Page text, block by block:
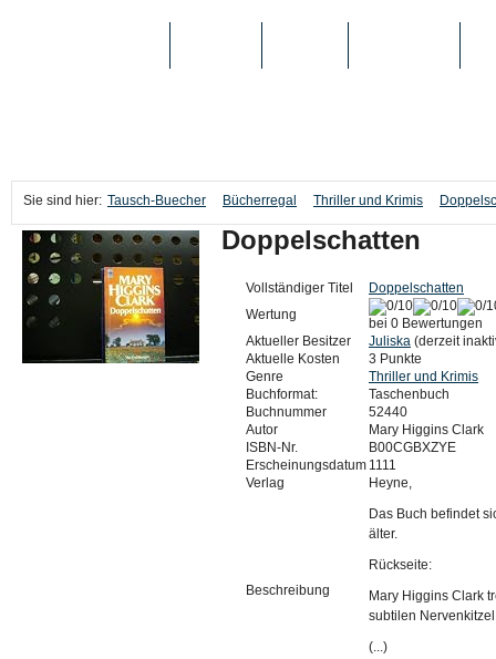
Sie sind hier: Tausch-Buecher Bücherregal Thriller und Krimis
Doppelschatten
Vollständiger Titel
Doppelschatten
Wertung
bei 0 Bewertungen
Aktueller Besitzer
Juliska (derzeit
Aktuelle Kosten
3 Punkte
Genre
Thriller und Krimis
Buchformat:
Taschenbuch
Buchnummer
52440
Autor
Mary Higgins Clark
ISBN-Nr.
B00CGBXZYE
Erscheinungsdatum 1111
Verlag
Heyne,
Beschreibung
Das Buch befindet
älter.
Rückseite:
Mary Higgins Clark
subtilen
(...)